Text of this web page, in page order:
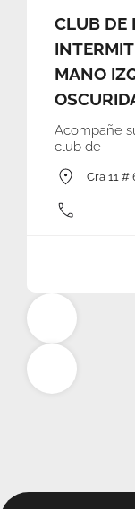
CLUB DE
MANO
Acompañe
club de
Cra 11 #